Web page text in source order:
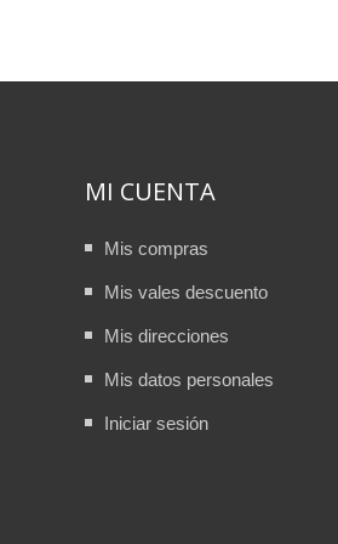
MI CUENTA
Mis compras
Mis vales descuento
Mis direcciones
Mis datos personales
Iniciar sesión